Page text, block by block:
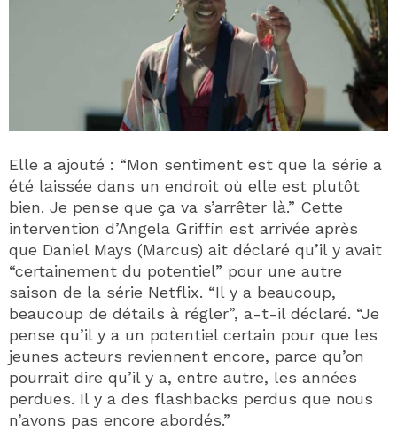
Elle a ajouté : “Mon sentiment est que la série a
été laissée dans un endroit où elle est plutôt
bien. Je pense que ça va s’arrêter là.” Cette
intervention d’Angela Griffin est arrivée après
que Daniel Mays (Marcus) ait déclaré qu’il y avait
“certainement du potentiel” pour une autre
saison de la série Netflix. “Il y a beaucoup,
beaucoup de détails à régler”, a-t-il déclaré. “Je
pense qu’il y a un potentiel certain pour que les
jeunes acteurs reviennent encore, parce qu’on
pourrait dire qu’il y a, entre autre, les années
perdues. Il y a des flashbacks perdus que nous
n’avons pas encore abordés.”